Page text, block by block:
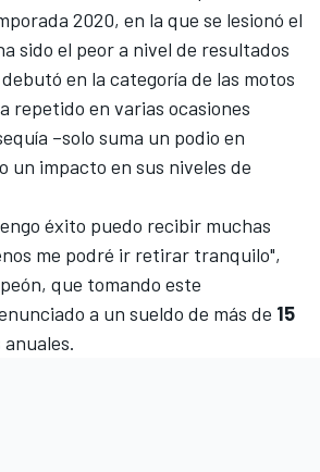
2020, en la que se lesionó el
sido el peor a nivel de resultados
en la categoría de las motos
repetido en varias ocasiones
–solo suma un podio en
un impacto en sus niveles de
éxito puedo recibir muchas
me podré ir retirar tranquilo",
que tomando este
a un sueldo de más de 15
anuales.